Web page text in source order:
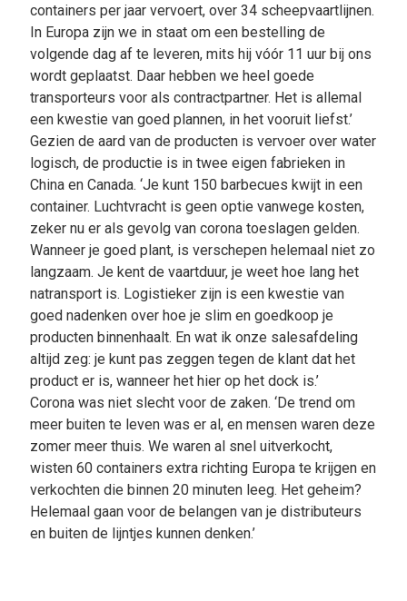
containers per jaar vervoert, over 34 scheepvaartlijnen.
In Europa zijn we in staat om een bestelling de
volgende dag af te leveren, mits hij vóór 11 uur bij ons
wordt geplaatst. Daar hebben we heel goede
transporteurs voor als contractpartner. Het is allemal
een kwestie van goed plannen, in het vooruit liefst.’
Gezien de aard van de producten is vervoer over water
logisch, de productie is in twee eigen fabrieken in
China en Canada. ‘Je kunt 150 barbecues kwijt in een
container. Luchtvracht is geen optie vanwege kosten,
zeker nu er als gevolg van corona toeslagen gelden.
Wanneer je goed plant, is verschepen helemaal niet zo
langzaam. Je kent de vaartduur, je weet hoe lang het
natransport is. Logistieker zijn is een kwestie van
goed nadenken over hoe je slim en goedkoop je
producten binnenhaalt. En wat ik onze salesafdeling
altijd zeg: je kunt pas zeggen tegen de klant dat het
product er is, wanneer het hier op het dock is.’
Corona was niet slecht voor de zaken. ‘De trend om
meer buiten te leven was er al, en mensen waren deze
zomer meer thuis. We waren al snel uitverkocht,
wisten 60 containers extra richting Europa te krijgen en
verkochten die binnen 20 minuten leeg. Het geheim?
Helemaal gaan voor de belangen van je distributeurs
en buiten de lijntjes kunnen denken.’